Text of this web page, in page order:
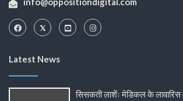
Latest News
सिसकती लाशेंः मेडिकल के लावारिस